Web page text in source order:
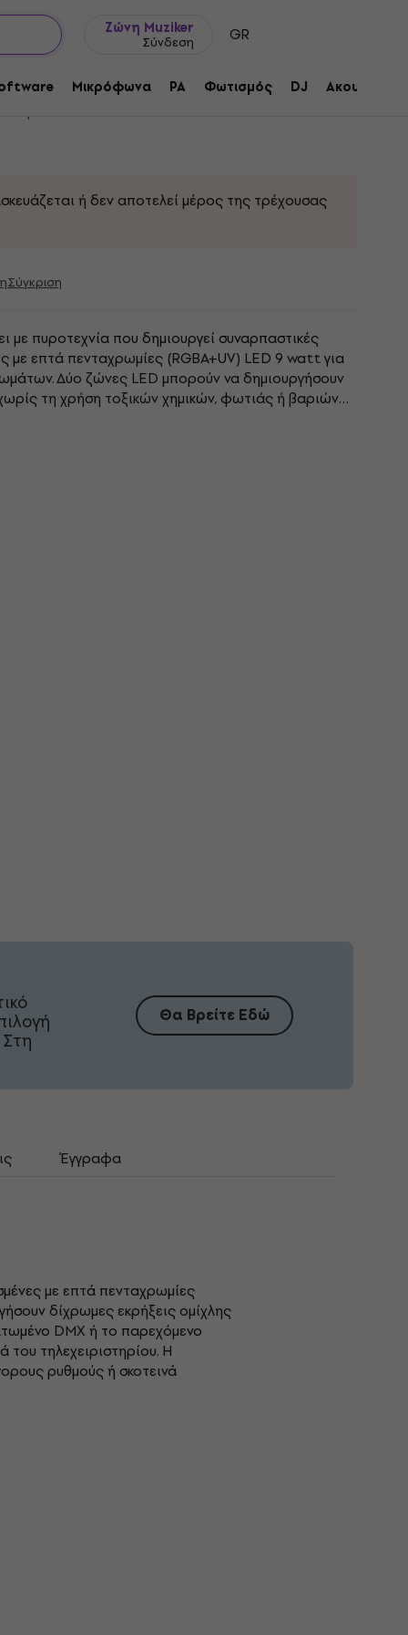
Ζώνη Muziker
Σύνδεση GR
Μικρόφωνα PA Φωτισμός DJ Ακουστικά
Ομίχλης
ή δεν αποτελεί μέρος της τρέχουσας
Σύγκριση
με πυροτεχνία που δημιουργεί συναρπαστικές
με επτά πενταχρωμίες (RGBA+UV) LED 9 watt για
Δύο ζώνες LED μπορούν να δημιουργήσουν
τη χρήση τοξικών χημικών, φωτιάς ή βαριών
Θα Βρείτε Εδώ
Έγγραφα
με επτά πενταχρωμίες
δίχρωμες εκρήξεις ομίχλης
DMX ή το παρεχόμενο
τηλεχειριστηρίου. Η
ρυθμούς ή σκοτεινά